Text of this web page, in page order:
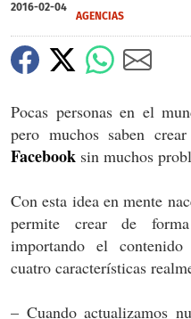
2016-02-04
AGENCIAS
Pocas personas en el
pero muchos saben
Facebook sin muchos
Con esta idea en mente
permite crear de
importando el contenido
cuatro características
– Cuando actualizamos